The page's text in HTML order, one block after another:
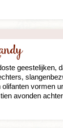
geestelijken,
vormen
avonden